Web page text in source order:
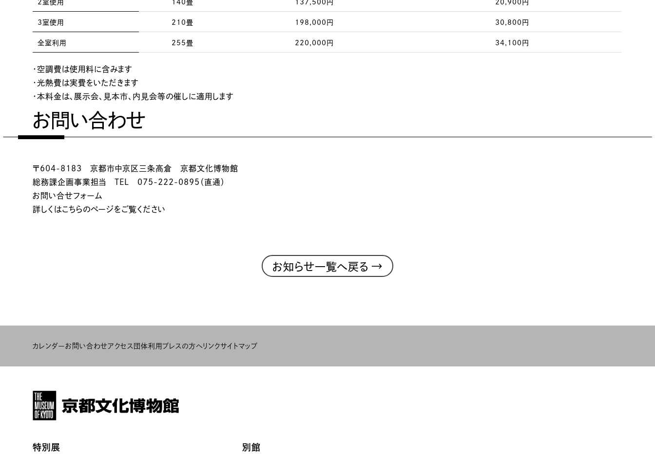
2室使用 140畳 137,500円 20,900円
3室使用 210畳 198,000円 30,800円
全室利用 255畳 220,000円 34,100円
・空調費は使用料に含みます
・光熱費は実費をいただきます
・本料金は、展示会、見本市、内見会等の催しに適用します
お問い合わせ
〒604-8183 京都市中京区三条高倉 京都文化博物館
総務課企画事業担当 TEL 075-222-0895（直通）
お問い合せフォーム
詳しくはこちらのぺージをご覧ください
お知らせ一覧へ戻る →
カレンダーお問い合わせアクセス 団体利用 プレスの方へリンクサイトマップ
特別展 別館